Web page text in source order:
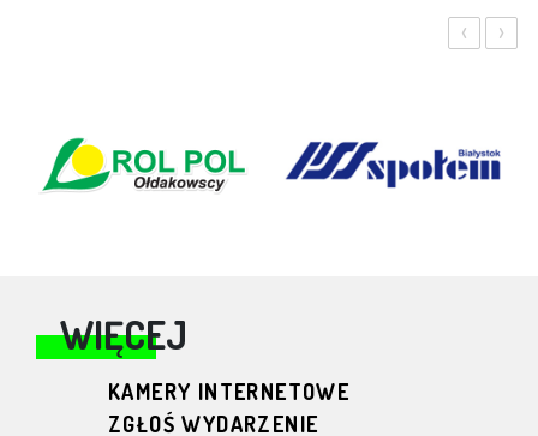
‹ ›
WIĘCEJ
KAMERY INTERNETOWE
ZGŁOŚ WYDARZENIE